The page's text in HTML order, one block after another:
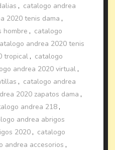
, catalogo andrea
2020 tenis dama ,
hombre , catalogo
andrea 2020 tenis
tropical , catalogo
andrea 2020 virtual ,
, catalogo andrea
2020 zapatos dama ,
andrea 218 ,
andrea abrigos
2020 , catalogo
andrea accesorios ,